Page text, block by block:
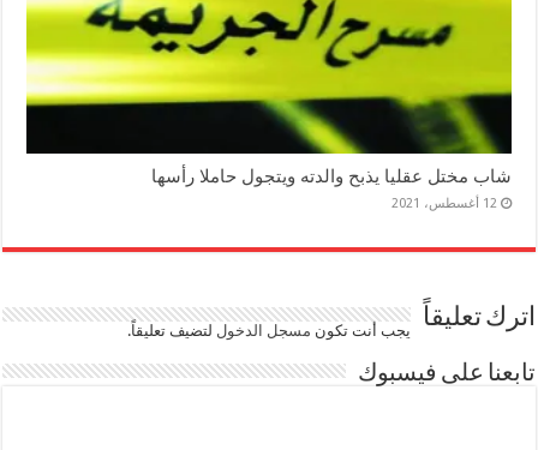
شاب مختل عقليا يذبح والدته ويتجول حاملا رأسها
12 أغسطس، 2021
اترك تعليقاً يجب أنت تكون مسجل الدخوللتضيف تعليقاً.
تابعنا على فيسبوك